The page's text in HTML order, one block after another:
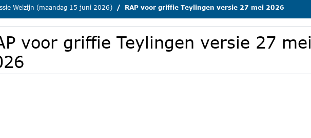
Welzijn (maandag 15 juni 2026) RAP voor griffie Teylingen versie 27 mei 2026
voor griffie Teylingen versie 27 mei